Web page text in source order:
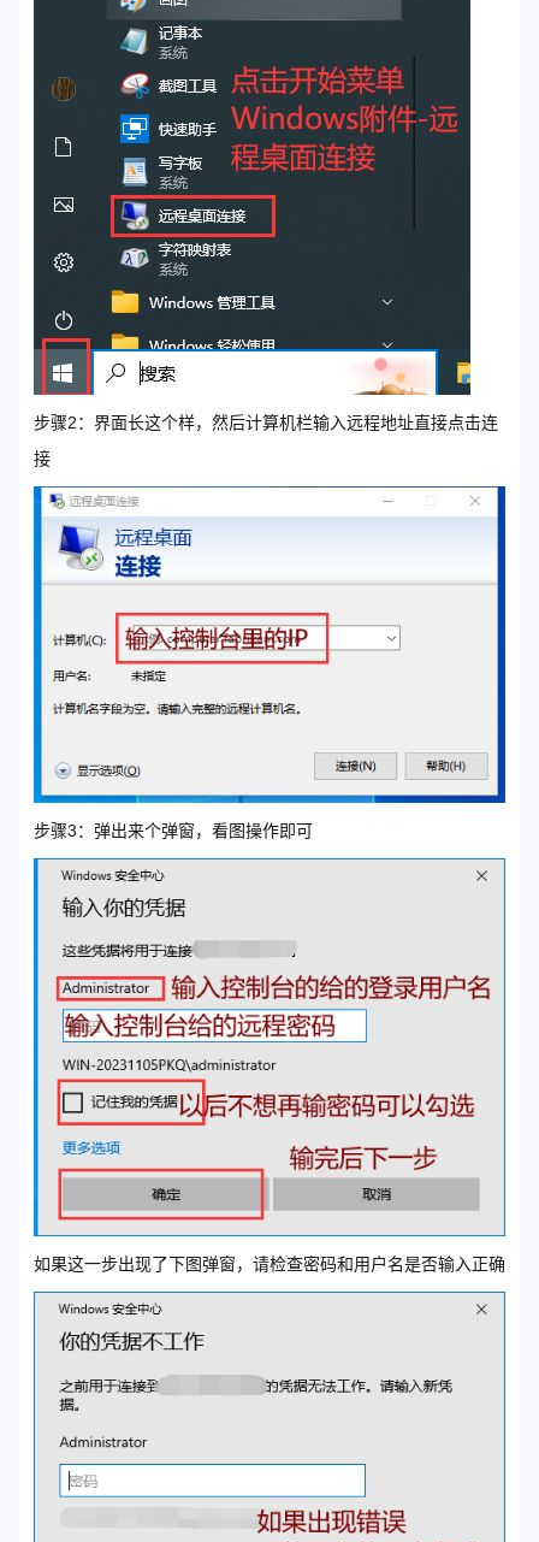
步骤2：界面长这个样，然后计算机栏输入远程地址直接点击连
接
步骤3：弹出来个弹窗，看图操作即可
如果这一步出现了下图弹窗，请检查密码和用户名是否输入正确